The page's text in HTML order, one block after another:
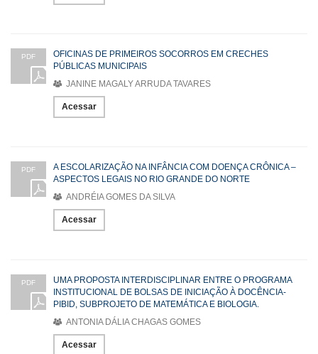
PDF
OFICINAS DE PRIMEIROS SOCORROS EM CRECHES
PÚBLICAS MUNICIPAIS
JANINE MAGALY ARRUDA TAVARES
Acessar
PDF
A ESCOLARIZAÇÃO NA INFÂNCIA COM DOENÇA CRÔNICA –
ASPECTOS LEGAIS NO RIO GRANDE DO NORTE
ANDRÉIA GOMES DA SILVA
Acessar
PDF
UMA PROPOSTA INTERDISCIPLINAR ENTRE O PROGRAMA
INSTITUCIONAL DE BOLSAS DE INICIAÇÃO À DOCÊNCIA-
PIBID, SUBPROJETO DE MATEMÁTICA E BIOLOGIA.
ANTONIA DÁLIA CHAGAS GOMES
Acessar